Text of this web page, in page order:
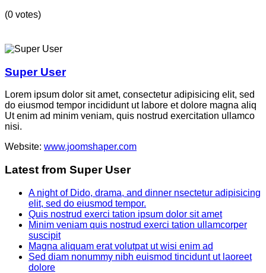
(0 votes)
Super User
Lorem ipsum dolor sit amet, consectetur adipisicing elit, sed
do eiusmod tempor incididunt ut labore et dolore magna aliq
Ut enim ad minim veniam, quis nostrud exercitation ullamco
nisi.
Website: www.joomshaper.com
Latest from Super User
A night of Dido, drama, and dinner nsectetur adipisicing
elit, sed do eiusmod tempor.
Quis nostrud exerci tation ipsum dolor sit amet
Minim veniam quis nostrud exerci tation ullamcorper
suscipit
Magna aliquam erat volutpat ut wisi enim ad
Sed diam nonummy nibh euismod tincidunt ut laoreet
dolore